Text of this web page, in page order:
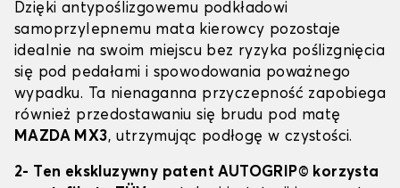
Dzięki antypoślizgowemu podkładowi
samoprzylepnemu mata kierowcy pozostaje
idealnie na swoim miejscu bez ryzyka poślizgnięcia
się pod pedałami i spowodowania poważnego
wypadku. Ta nienaganna przyczepność zapobiega
również przedostawaniu się brudu pod matę
MAZDA MX3, utrzymując podłogę w czystości.
2- Ten ekskluzywny patent AUTOGRIP© korzysta